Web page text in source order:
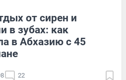
от сирен и
в зубах: как
в Абхазию с 45
22